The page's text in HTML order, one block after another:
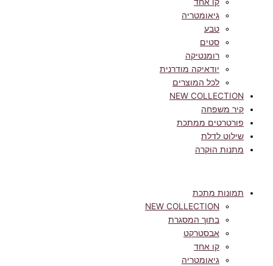
גיאומטריה
טבע
סטים
רומנטיקה
יודאיקה מודרנית
לכל המוצרים
NEW COLLECTION
קיר משפחה
פורטרטים ממתכת
שילוט לדלת
מתנות הוקרה
תמונות מתכת
NEW COLLECTION
בתוך המסגרת
אבסטרקט
קו אחד
גיאומטריה